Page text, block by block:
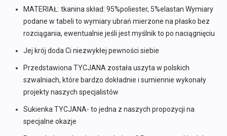
MATERIAŁ: tkanina skład: 95%poliester, 5%elastan Wymiary
podane w tabeli to wymiary ubrań mierzone na płasko bez
rozciągania, ewentualnie jeśli jest myślnik to po naciągnięciu
Jej krój doda Ci niezwykłej pewności siebie
Przedstawiona TYCJANA została uszyta w polskich
szwalniach, które bardzo dokładnie i sumiennie wykonały
projekty naszych specjalistów
Sukienka TYCJANA- to jedna z naszych propozycji na
specjalne okazje